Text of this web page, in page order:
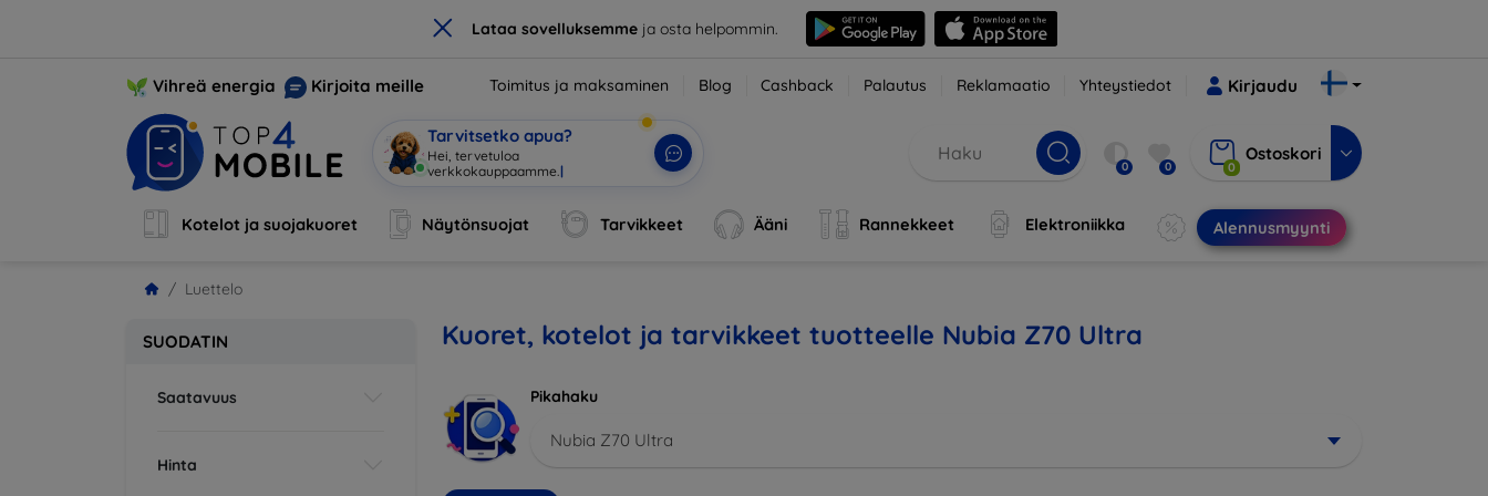
× Lataa sovelluksemmeja osta helpommin.
Vihreä energia Kirjoita meille Toimitus ja maksaminen Blog Cashback Palautus Reklamaatio Yhteystiedot Kirjaudu
Tarvitsetko apua?
Hei, tervetuloa verkkokauppaa 0 0 0
Ostoskori
Kotelot ja suojakuoret Näytönsuojat Tarvikkeet Ääni Rannekkeet Elektroniikka Alennusmyynti
Luettelo
SUODATIN
Saatavuus
Hinta
Kuoret, kotelot ja tarvikkeet tuotteelle Nubia Z70 Ultra
Pikahaku
Nubia Z70 Ultra